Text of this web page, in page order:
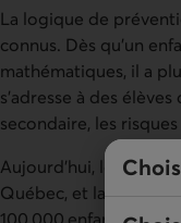
La logique de
connus. Dès qu’un
mathématiques, il a
s’adresse à des
secondaire, les
Aujourd’hui, le
Québec, et la moitié
100 000 enfants par